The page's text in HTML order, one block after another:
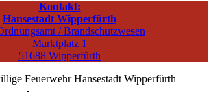
Kontakt:
Hansestadt Wipperfürth
/ Brandschutzwesen
Marktplatz 1
51688 Wipperfürth
Feuerwehr Hansestadt Wipperfürth